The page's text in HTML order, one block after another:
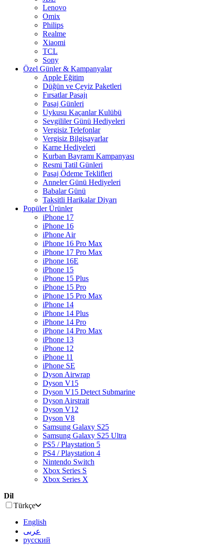
Lenovo
Omix
Philips
Realme
Xiaomi
TCL
Sony
Özel Günler & Kampanyalar
Apple Eğitim
Düğün ve Çeyiz Paketleri
Fırsatlar Pasajı
Pasaj Günleri
Uykusu Kaçanlar Kulübü
Sevgililer Günü Hediyeleri
Vergisiz Telefonlar
Vergisiz Bilgisayarlar
Karne Hediyeleri
Kurban Bayramı Kampanyası
Resmi Tatil Günleri
Pasaj Ödeme Teklifleri
Anneler Günü Hediyeleri
Babalar Günü
Taksitli Harikalar Diyarı
Popüler Ürünler
iPhone 17
iPhone 16
iPhone Air
iPhone 16 Pro Max
iPhone 17 Pro Max
iPhone 16E
iPhone 15
iPhone 15 Plus
iPhone 15 Pro
iPhone 15 Pro Max
iPhone 14
iPhone 14 Plus
iPhone 14 Pro
iPhone 14 Pro Max
iPhone 13
iPhone 12
iPhone 11
iPhone SE
Dyson Airwrap
Dyson V15
Dyson V15 Detect Submarine
Dyson Airstrait
Dyson V12
Dyson V8
Samsung Galaxy S25
Samsung Galaxy S25 Ultra
PS5 / Playstation 5
PS4 / Playstation 4
Nintendo Switch
Xbox Series S
Xbox Series X
Dil
Türkçe
English
عربى
русский